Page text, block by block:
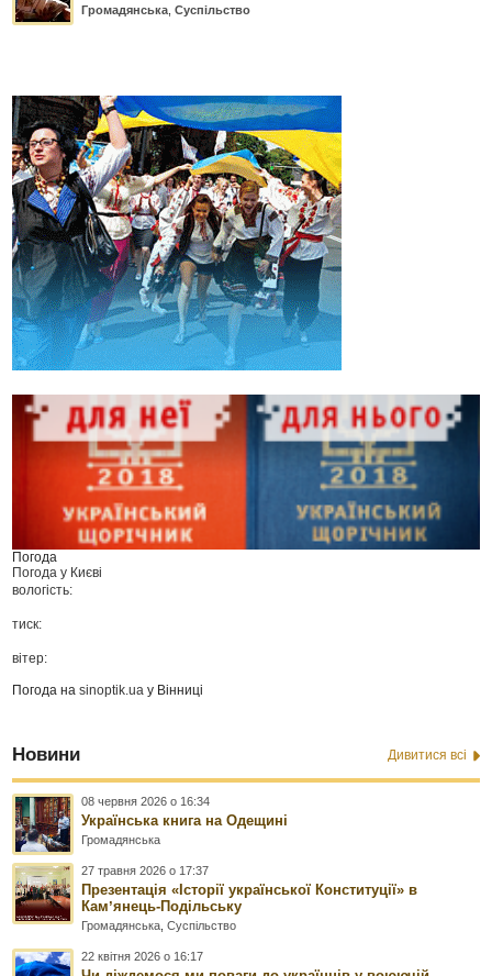
Громадянська ,Суспільство
Погода
Погода у Києві
вологість:
тиск:
вітер:
Погода наsinoptik.ua у Вінниці
Новини Дивитися всі
08 червня 2026 о 16:34
Українська книга на Одещині
Громадянська
27 травня 2026 о 17:37
Презентація «Історії української Конституції» в
Камʼянець-Подільську
Громадянська ,Суспільство
22 квітня 2026 о 16:17